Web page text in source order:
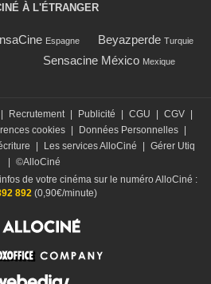
À L'ÉTRANGER
Espagne Beyazperde Turquie
Sensacine México Mexique
Recrutement Publicité CGU CGV
cookies Données Personnelles
Les services AlloCiné
Gérer Utiq
©AlloCiné
de votre cinéma sur le numéro AlloCiné :
892(0,90€/minute)